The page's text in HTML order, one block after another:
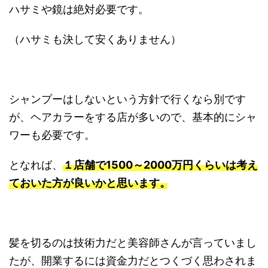
ハサミや鏡は絶対必要です。
（ハサミも決して安くありません）
シャンプーはしないという方針で行くなら別です
が、ヘアカラーをする店が多いので、基本的にシャ
ワーも必要です。
となれば、 １店舗で1500～2000万円くらいは考え
ておいた方が良いかと思います。
髪を切るのは技術力だと美容師さんが言っていまし
たが、開業するには資金力だとつくづく思わされま